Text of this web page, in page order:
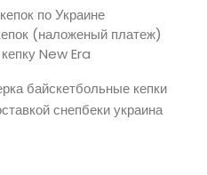
по Украине
(наложеный платеж)
New Era
байскетбольные кепки
снепбеки украина